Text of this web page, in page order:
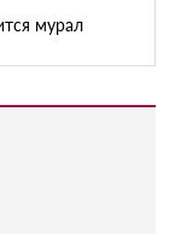
мурал